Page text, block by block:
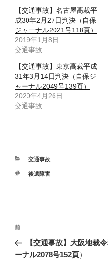
【交通事故】名古屋高裁平
成30年2月27日判決（自保
ジャーナル2021号118頁）
2019年1月8日
交通事故
【交通事故】東京高裁平成
31年3月14日判決（自保ジ
ャーナル2049号139頁）
2020年4月26日
交通事故
カ
ゴ
交通事故
タ
後遺障害
投
ナ
前
の
前
【交通事故】大阪地裁
ーナル2078号152頁）